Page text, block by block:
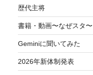
歴代主将
書籍・動画〜なぜスタ〜
Geminiに聞いてみた
2026年新体制発表